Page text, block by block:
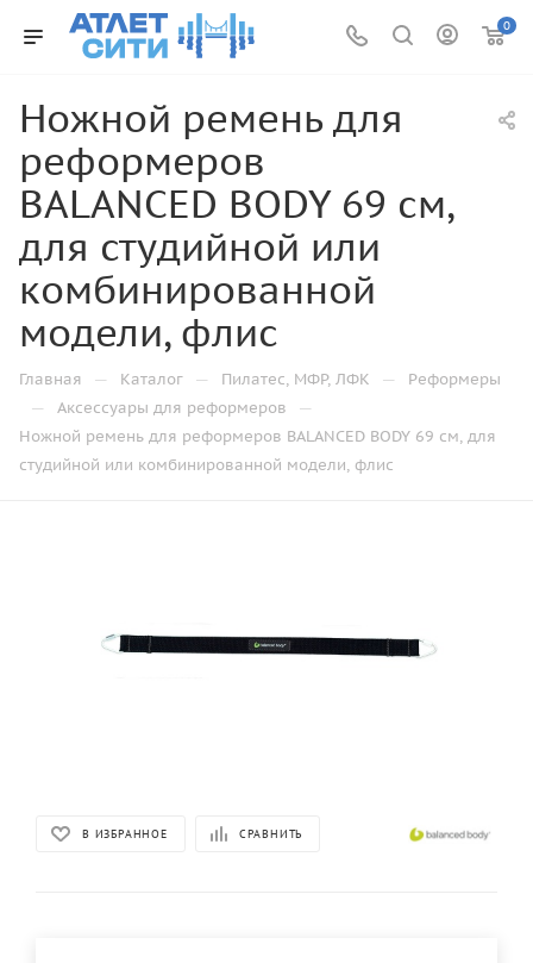
0
Ножной ремень для
реформеров
BALANCED BODY 69 см,
для студийной или
комбинированной
модели, флис
Главная — Каталог — Пилатес, МФР, ЛФК — Реформеры
— Аксессуары для реформеров —
Ножной ремень для реформеров BALANCED BODY 69 см, для
студийной или комбинированной модели, флис
В ИЗБРАННОЕ СРАВНИТЬ